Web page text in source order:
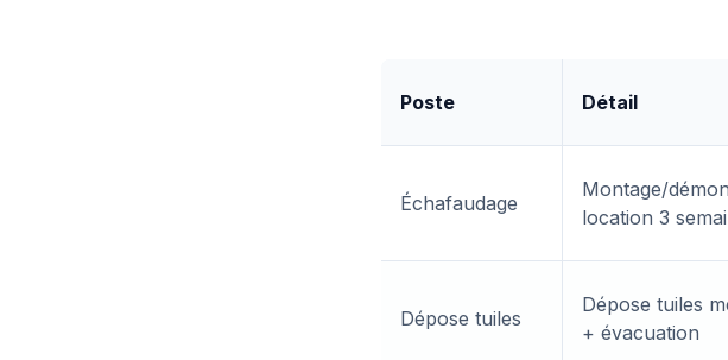
Poste Détail
Échafaudage
Montage/
location 3
Dépose tuiles
Dépose tuiles
+ évacuation